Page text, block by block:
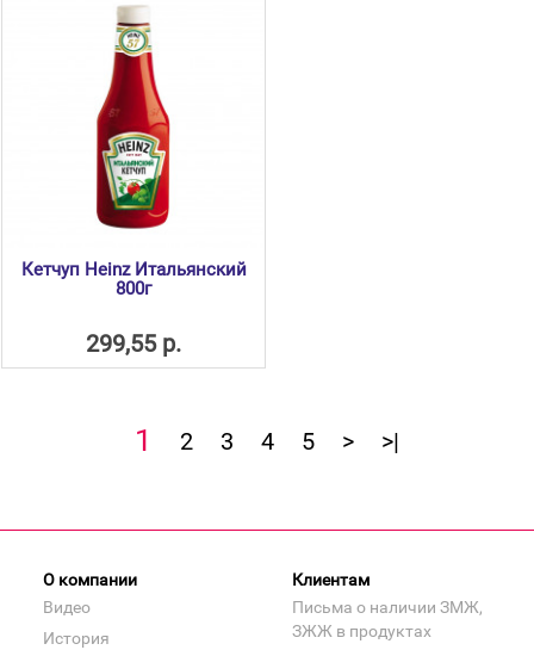
Кетчуп Heinz Итальянский
800г
299,55 р.
1 2 3 4 5 > >|
О компании
Видео
История
Клиентам
Письма о наличии ЗМЖ,
ЗЖЖ в продуктах